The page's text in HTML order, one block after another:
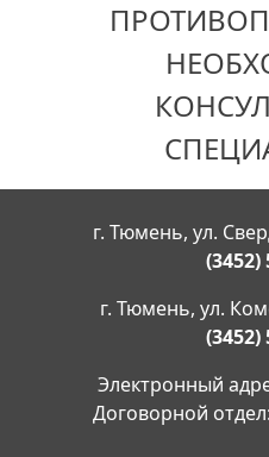
г. Тюмень, ул.
(3452)
г. Тюмень, ул.
(3452)
Электронный
Договорной отдел: